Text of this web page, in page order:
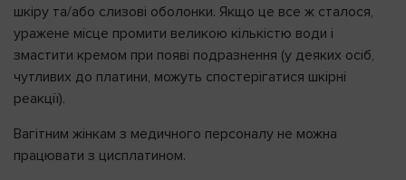
шкіру та/або слизові оболонки. Якщо це все ж сталося,
уражене місце промити великою кількістю води і
змастити кремом при появі подразнення (у деяких осіб,
чутливих до платини, можуть спостерігатися шкірні
реакції).
Вагітним жінкам з медичного персоналу не можна
працювати з цисплатином.